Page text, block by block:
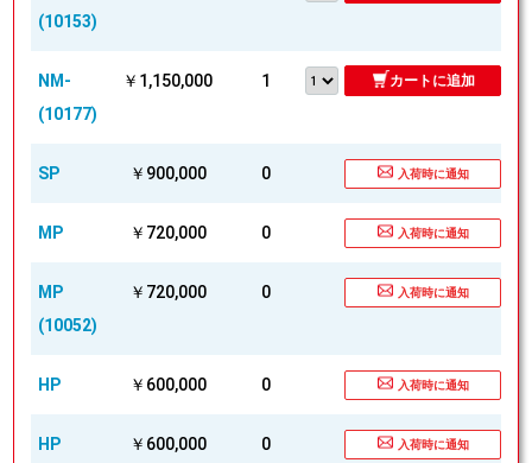
(10153)
NM-
(10177)
￥1,150,000 1 カートに追加
SP ￥900,000 0 入荷時に通知
MP ￥720,000 0 入荷時に通知
MP
(10052)
￥720,000 0 入荷時に通知
HP ￥600,000 0 入荷時に通知
HP
￥600,000 0 入荷時に通知